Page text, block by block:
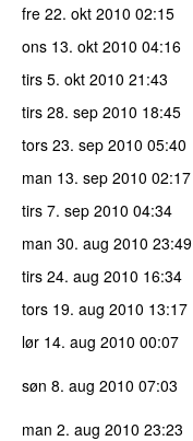
fre 22. okt 2010 02:15
ons 13. okt 2010 04:16
tirs 5. okt 2010 21:43
tirs 28. sep 2010 18:45
tors 23. sep 2010 05:40
man 13. sep 2010 02:17
tirs 7. sep 2010 04:34
man 30. aug 2010 23:49
tirs 24. aug 2010 16:34
tors 19. aug 2010 13:17
lør 14. aug 2010 00:07
søn 8. aug 2010 07:03
man 2. aug 2010 23:23